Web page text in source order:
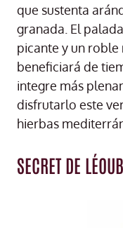
que sustenta
granada. El
picante y un roble
beneficiará de
integre más
disfrutarlo este
hierbas
SECRET DE